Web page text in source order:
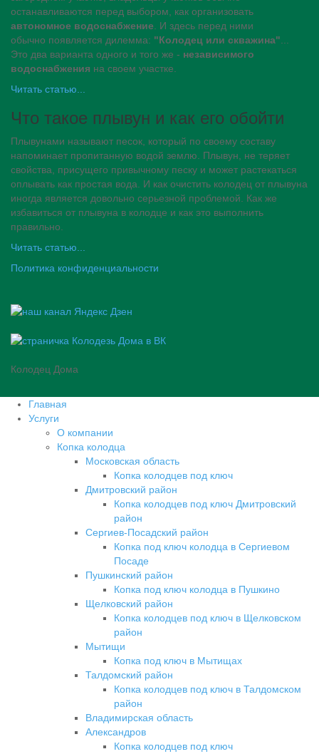
останавливаются перед выбором, как организовать
автономное водоснабжение . И здесь перед ними
обычно появляется дилемма: "Колодец или скважина"
Это два варианта одного и того же - независимого
водоснабжения на своем участке.
Читать статью...
Что такое плывун и как его обойти
Плывунами называют песок, который по своему составу
напоминает пропитанную водой землю. Плывун, не теряет
свойства, присущего привычному песку и может растекаться
оплывать как простая вода. И как очистить колодец от плывуна
иногда является довольно серьезной проблемой. Как же
избавиться от плывуна в колодце и как это выполнить
правильно.
Читать статью...
Политика конфиденциальности
Колодец Дома
Главная
Услуги
О компании
Копка колодца
Московская область
Копка колодцев под ключ
Дмитровский район
Копка колодцев под ключ Дмитровский
район
Сергиев-Посадский район
Копка под ключ колодца в Сергиевом
Посаде
Пушкинский район
Копка под ключ колодца в Пушкино
Щелковский район
Копка колодцев под ключ в Щелковском
район
Мытищи
Копка под ключ в Мытищах
Талдомский район
Копка колодцев под ключ в Талдомском
район
Владимирская область
Александров
Копка колодцев под ключ